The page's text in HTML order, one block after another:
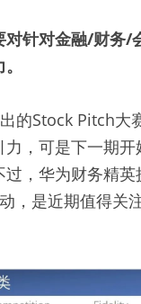
对针对金融/财务/
的Stock Pitch大
，可是下一期开
，华为财务精英
，是近期值得关